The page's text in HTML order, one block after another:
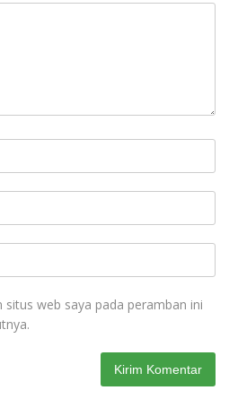
situs web saya pada peramban ini